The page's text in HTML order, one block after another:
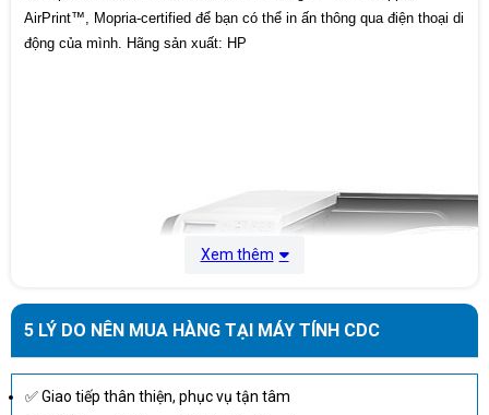
Nguồn điện
110 to 127 VAC (+/- 10%), 50/60 Hz (+/- 2
Mực
HP 14X Black LaserJet Toner Cartridge
(~17,500 yield) CF214X
AirPrint™, Mopria-certified để bạn có thể in ấn thông qua điện thoại di
động của mình. Hãng sản xuất: HP
Xem thêm
5 LÝ DO NÊN MUA HÀNG TẠI MÁY TÍNH CDC
✅ Giao tiếp thân thiện, phục vụ tận tâm